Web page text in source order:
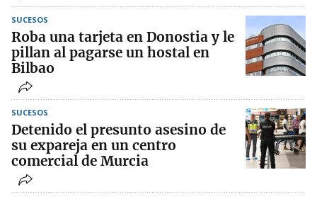
SUCESOS
Roba una tarjeta en Donostia y le
pillan al pagarse un hostal en
Bilbao
SUCESOS
Detenido el presunto asesino de
su expareja en un centro
comercial de Murcia